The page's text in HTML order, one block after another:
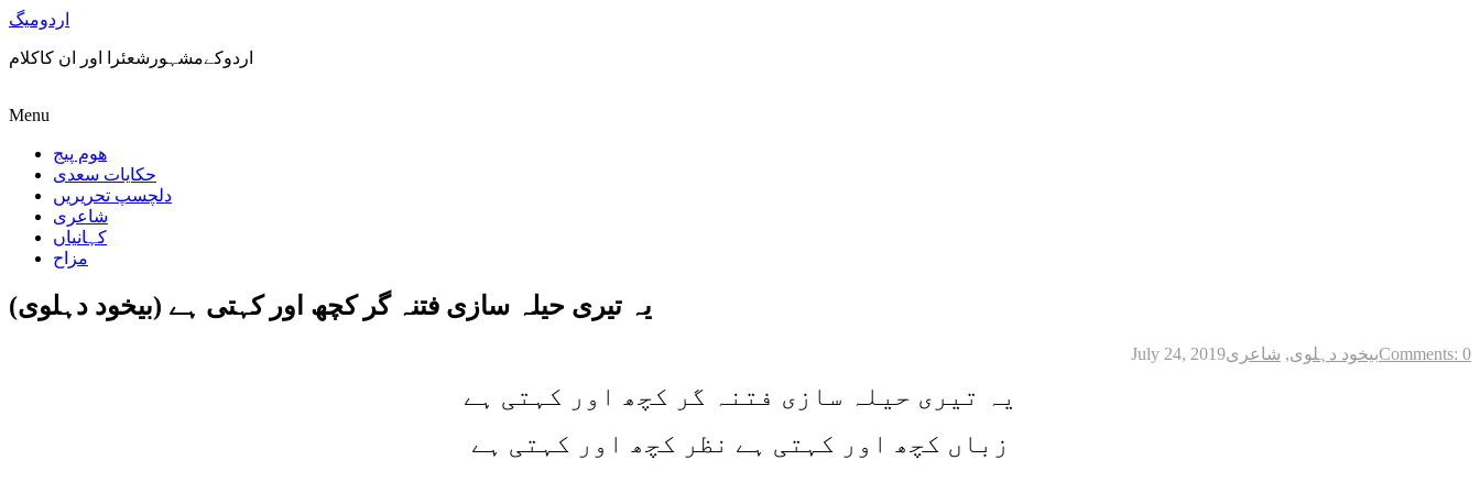
اردومیگ
اردوکےمشہورشعئرا اور ان کاکلام
Menu
ھوم پیج
حکایات سعدی
دلچسپ تحریریں
شاعری
کہانیاں
مزاح
یہ تیری حیلہ سازی فتنہ گر کچھ اور کہتی ہے (بیخود دہلوی)
July 24, 2019 بیخود دہلوی, شاعری Comments: 0
یہ تیری حیلہ سازی فتنہ گر کچھ اور کہتی ہے
زباں کچھ اور کہتی ہے نظر کچھ اور کہتی ہے